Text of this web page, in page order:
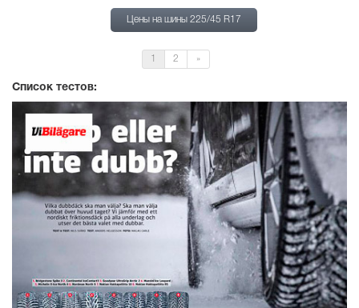
Цены на шины 225/45 R17
1 2 »
Список тестов: